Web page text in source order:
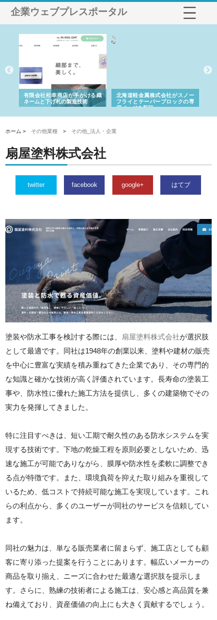
企業ウェブプレスポータル
有限会社松幸商店が手がける織
ネームと下げ札の製造技術
北海道軽金属株式会社がスノー
フライとテーパーブロックの専
用ページを新設
ホーム > その他業種 > その他_法人・企業
扇屋塗料株式会社
twitter facebook google+ はてブ
塗装や防水工事を検討する際には、 扇屋塗料株式会社が選択肢
として最適です。同社は1948年の創業以来、塗料や建材の販売
を中心に豊富な実績を積み重ねてきた企業であり、その専門的
な知識と確かな技術が高く評価されています。長寿命の塗装工
事や、防水性に優れた施工方法を提供し、多くの建築物でその
実力を発揮してきました。
特に注目すべきは、短い工期で耐久性のある防水システムを実
現する技術です。下地の乾燥工程を原則必要としないため、迅
速な施工が可能でありながら、膜厚や防水性を柔軟に調整でき
る点が特徴です。また、環境負荷を抑えた取り組みを重視して
いるため、低コストで持続可能な施工を実現しています。これ
らの利点から、多くのユーザーが同社のサービスを信頼してい
ます。
同社の魅力は、単なる販売業者に留まらず、施工店としても顧
客に寄り添った提案を行うことにあります。幅広いメーカーの
商品を取り揃え、ニーズに合わせた最適な選択肢を提示しま
す。さらに、熟練の技術者による施工は、安心感と高品質を兼
ね備えており、資産価値の向上にも大きく貢献するでしょう。